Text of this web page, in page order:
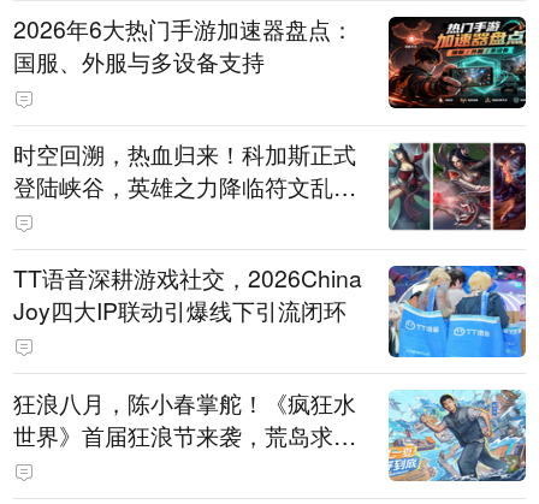
2026年6大热门手游加速器盘点：
国服、外服与多设备支持
时空回溯，热血归来！科加斯正式
登陆峡谷，英雄之力降临符文乱
斗！
TT语音深耕游戏社交，2026China
Joy四大IP联动引爆线下引流闭环
狂浪八月，陈小春掌舵！《疯狂水
世界》首届狂浪节来袭，荒岛求生
直播即将开启